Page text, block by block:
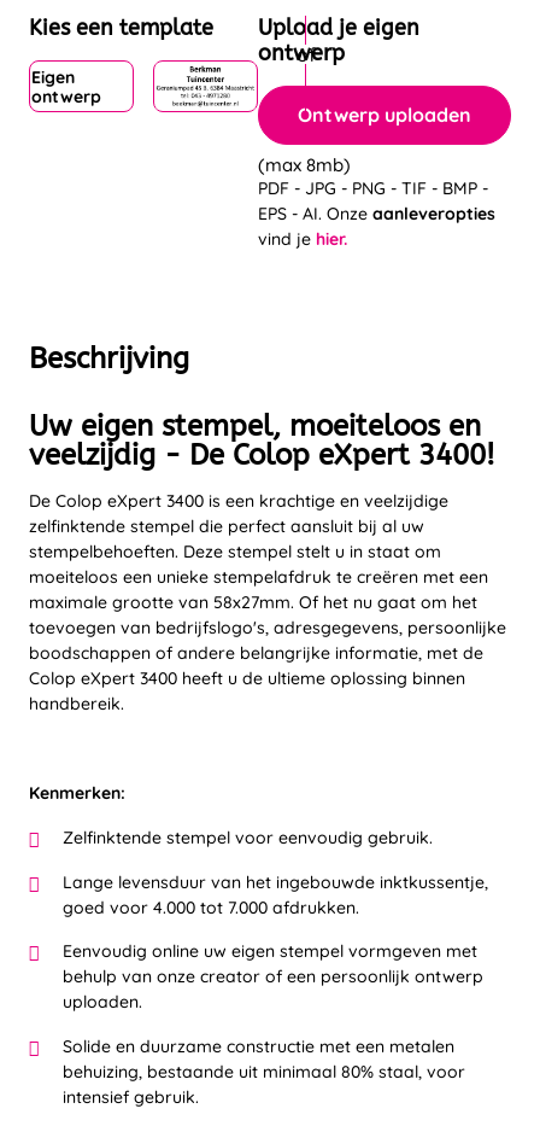
Beschrijving
Uw eigen stempel, moeiteloos en
veelzijdig - De Colop eXpert 3400!
De Colop eXpert 3400 is een krachtige en veelzijdige
zelfinktende stempel die perfect aansluit bij al uw
stempelbehoeften. Deze stempel stelt u in staat om
moeiteloos een unieke stempelafdruk te creëren met een
maximale grootte van 58x27mm. Of het nu gaat om het
toevoegen van bedrijfslogo's, adresgegevens, persoonlijke
boodschappen of andere belangrijke informatie, met de
Colop eXpert 3400 heeft u de ultieme oplossing binnen
handbereik.
Kenmerken:
Zelfinktende stempel voor eenvoudig gebruik.
Lange levensduur van het ingebouwde inktkussentje,
goed voor 4.000 tot 7.000 afdrukken.
Eenvoudig online uw eigen stempel vormgeven met
behulp van onze creator of een persoonlijk ontwerp
uploaden.
Solide en duurzame constructie met een metalen
behuizing, bestaande uit minimaal 80% staal, voor
intensief gebruik.
Kies een template
Eigen
ontwerp
Upload je eigen
ontwerp
Ontwerp uploaden
(max 8mb)
PDF - JPG - PNG - TIF - BMP -
EPS - AI. Onze aanleveropties
vind je hier.